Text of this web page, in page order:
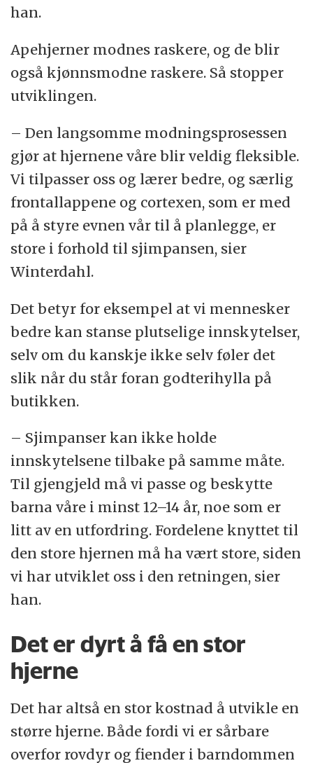
han.
Apehjerner modnes raskere, og de blir
også kjønnsmodne raskere. Så stopper
utviklingen.
– Den langsomme modningsprosessen
gjør at hjernene våre blir veldig fleksible.
Vi tilpasser oss og lærer bedre, og særlig
frontallappene og cortexen, som er med
på å styre evnen vår til å planlegge, er
store i forhold til sjimpansen, sier
Winterdahl.
Det betyr for eksempel at vi mennesker
bedre kan stanse plutselige innskytelser,
selv om du kanskje ikke selv føler det
slik når du står foran godterihylla på
butikken.
– Sjimpanser kan ikke holde
innskytelsene tilbake på samme måte.
Til gjengjeld må vi passe og beskytte
barna våre i minst 12–14 år, noe som er
litt av en utfordring. Fordelene knyttet til
den store hjernen må ha vært store, siden
vi har utviklet oss i den retningen, sier
han.
Det er dyrt å få en stor
hjerne
Det har altså en stor kostnad å utvikle en
større hjerne. Både fordi vi er sårbare
overfor rovdyr og fiender i barndommen